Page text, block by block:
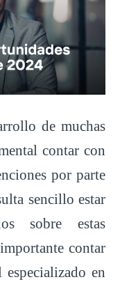
de muchas
contar con
por parte
sencillo estar
sobre estas
contar
en